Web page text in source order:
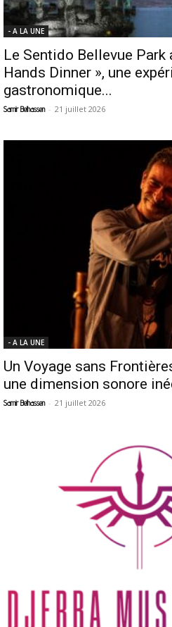
- A LA UNE
Le Sentido Bellevue Park
Hands Dinner », une
gastronomique...
Samir Belhassen - 21 juillet 2026
- A LA UNE
Un Voyage sans
une dimension sonore
Samir Belhassen - 21 juillet 2026